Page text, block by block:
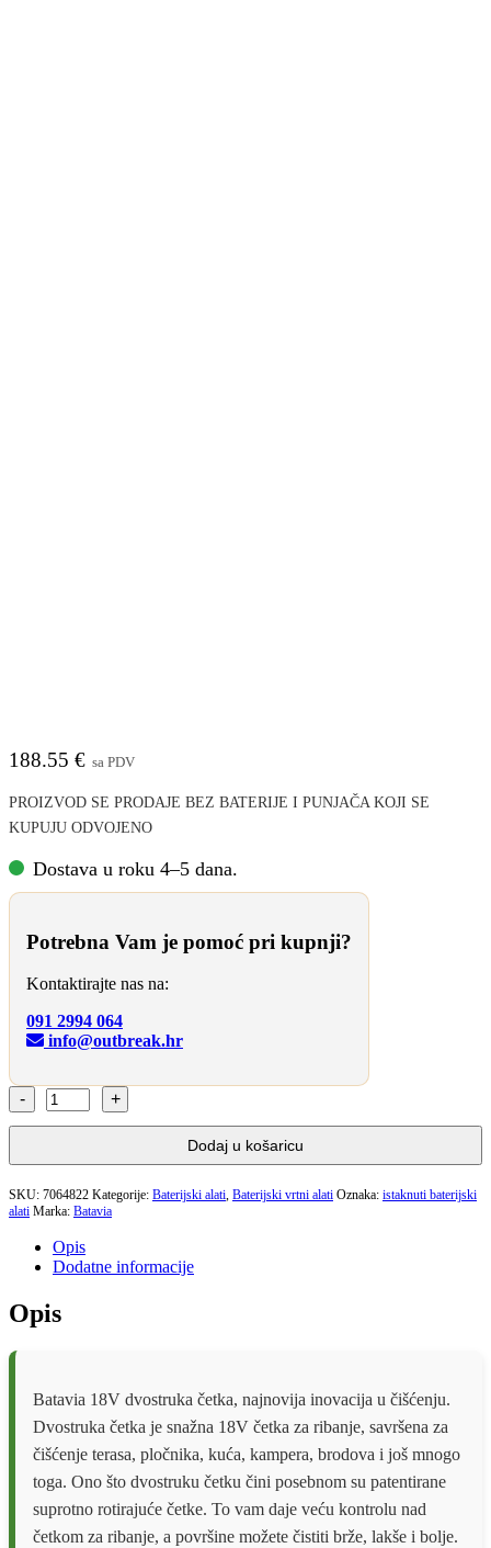
188.55 € sa PDV
PROIZVOD SE PRODAJE BEZ BATERIJE I PUNJAČA KOJI SE
KUPUJU ODVOJENO
Dostava u roku 4–5 dana.
Potrebna Vam je pomoć pri kupnji?
Kontaktirajte nas na:
091 2994 064
info@outbreak.hr
BATAVIA
18V
VODONEPROPUSNA
SA
DRŠKOM
-
količina
Dodaj u košaricu
SKU: 7064822 Kategorije: Baterijski alati, Baterijski vrtni alati Oznaka: istaknuti baterijski
alati Marka: Batavia
Opis
Dodatne informacije
Opis
Batavia 18V dvostruka četka, najnovija inovacija u čišćenju.
Dvostruka četka je snažna 18V četka za ribanje, savršena za
čišćenje terasa, pločnika, kuća, kampera, brodova i još mnogo
toga. Ono što dvostruku četku čini posebnom su patentirane
suprotno rotirajuće četke. To vam daje veću kontrolu nad
četkom za ribanje, a površine možete čistiti brže, lakše i bolje.